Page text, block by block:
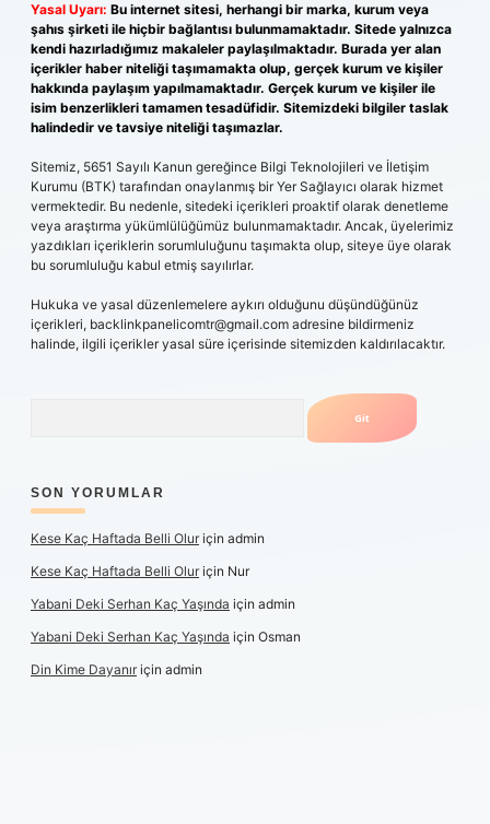
Yasal Uyarı: Bu internet sitesi, herhangi bir marka, kurum veya
şahıs şirketi ile hiçbir bağlantısı bulunmamaktadır. Sitede yalnızca
kendi hazırladığımız makaleler paylaşılmaktadır. Burada yer alan
içerikler haber niteliği taşımamakta olup, gerçek kurum ve kişiler
hakkında paylaşım yapılmamaktadır. Gerçek kurum ve kişiler ile
isim benzerlikleri tamamen tesadüfidir. Sitemizdeki bilgiler taslak
halindedir ve tavsiye niteliği taşımazlar.
Sitemiz, 5651 Sayılı Kanun gereğince Bilgi Teknolojileri ve İletişim
Kurumu (BTK) tarafından onaylanmış bir Yer Sağlayıcı olarak hizmet
vermektedir. Bu nedenle, sitedeki içerikleri proaktif olarak denetleme
veya araştırma yükümlülüğümüz bulunmamaktadır. Ancak, üyelerimiz
yazdıkları içeriklerin sorumluluğunu taşımakta olup, siteye üye olarak
bu sorumluluğu kabul etmiş sayılırlar.
Hukuka ve yasal düzenlemelere aykırı olduğunu düşündüğünüz
içerikleri, backlinkpanelicomtr@gmail.com adresine bildirmeniz
halinde, ilgili içerikler yasal süre içerisinde sitemizden kaldırılacaktır.
SON YORUMLAR
Kese Kaç Haftada Belli Oluriçin admin
Kese Kaç Haftada Belli Oluriçin Nur
Yabani Deki Serhan Kaç Yaşında için admin
Yabani Deki Serhan Kaç Yaşında için Osman
Din Kime Dayanıriçin admin